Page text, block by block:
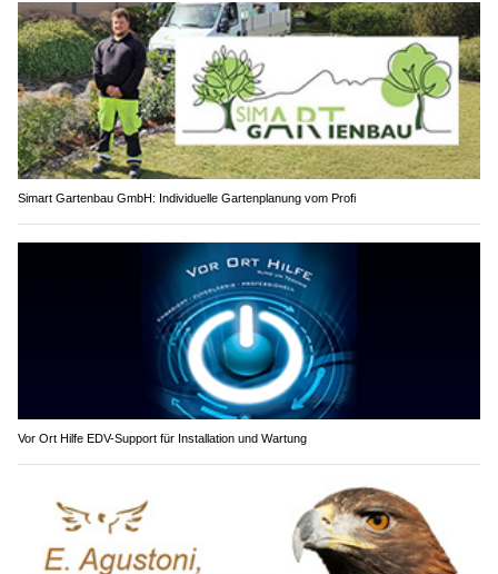
Simart Gartenbau GmbH: Individuelle Gartenplanung vom Profi
Vor Ort Hilfe EDV-Support für Installation und Wartung